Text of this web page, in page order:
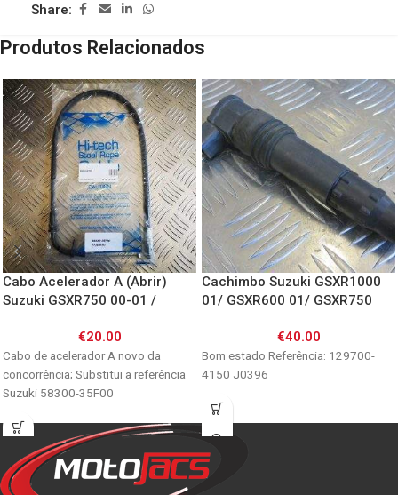
Share:
Produtos Relacionados
Cabo Acelerador A (Abrir)
Suzuki GSXR750 00-01 /
€20.00
Cabo de acelerador A novo da
concorrência; Substitui a referência
Suzuki 58300-35F00
Cachimbo Suzuki GSXR1000
01/ GSXR600 01/ GSXR750
€40.00
Bom estado Referência: 129700-
4150 J0396